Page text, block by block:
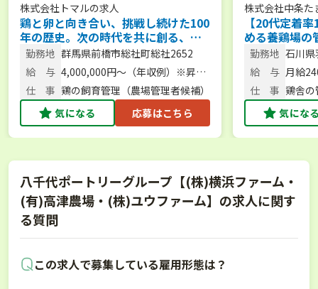
株式会社トマルの求人
鶏と卵と向き合い、挑戦し続けた100
年の歴史。次の時代を共に創る、農
場長候補を募集。 【未経験歓迎／人
柄重視】
勤務地 群馬県前橋市総社町総社2652
給 与 4,000,000円～（年収例）※昇
給・賞与あり
仕 事 鶏の飼育管理（農場管理者候補）
気になる
応募はこちら
株式会社中条た
【20代定着
める養鶏場の
経験／U･Iタ
勤務地 石川
18-1
給 与 月給
仕 事 鶏舎
気にな
八千代ポートリーグループ【(株)横浜ファーム・
(有)高津農場・(株)ユウファーム】の求人に関す
る質問
この求人で募集している雇用形態は？